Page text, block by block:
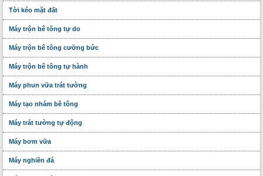
Tời kéo mặt đất
Máy trộn bê tông tự do
Máy trộn bê tông cưỡng bức
Máy trộn bê tông tự hành
Máy phun vữa trát tường
Máy tạo nhám bê tông
Máy trát tường tự động
Máy bơm vữa
Máy nghiền đá